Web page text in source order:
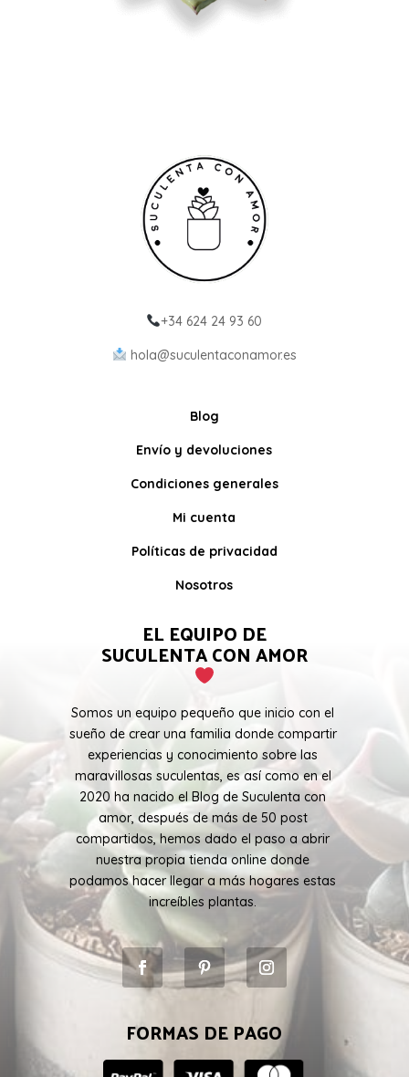
+34 624 24 93 60
hola@suculentaconamor.es
Blog
Envío y devoluciones
Condiciones generales
Mi cuenta
Políticas de privacidad
Nosotros
EL EQUIPO DE
SUCULENTA CON AMOR
Somos un equipo pequeño que inicio con el
sueño de crear una familia donde compartir
experiencias y conocimiento sobre las
maravillosas suculentas, es así como en el
2020 ha nacido el Blog de Suculenta con
amor, después de más de 50 post
compartidos, hemos dado el paso a abrir
nuestra propia tienda online donde
podamos hacer llegar a más hogares estas
increíbles plantas.
FORMAS DE PAGO